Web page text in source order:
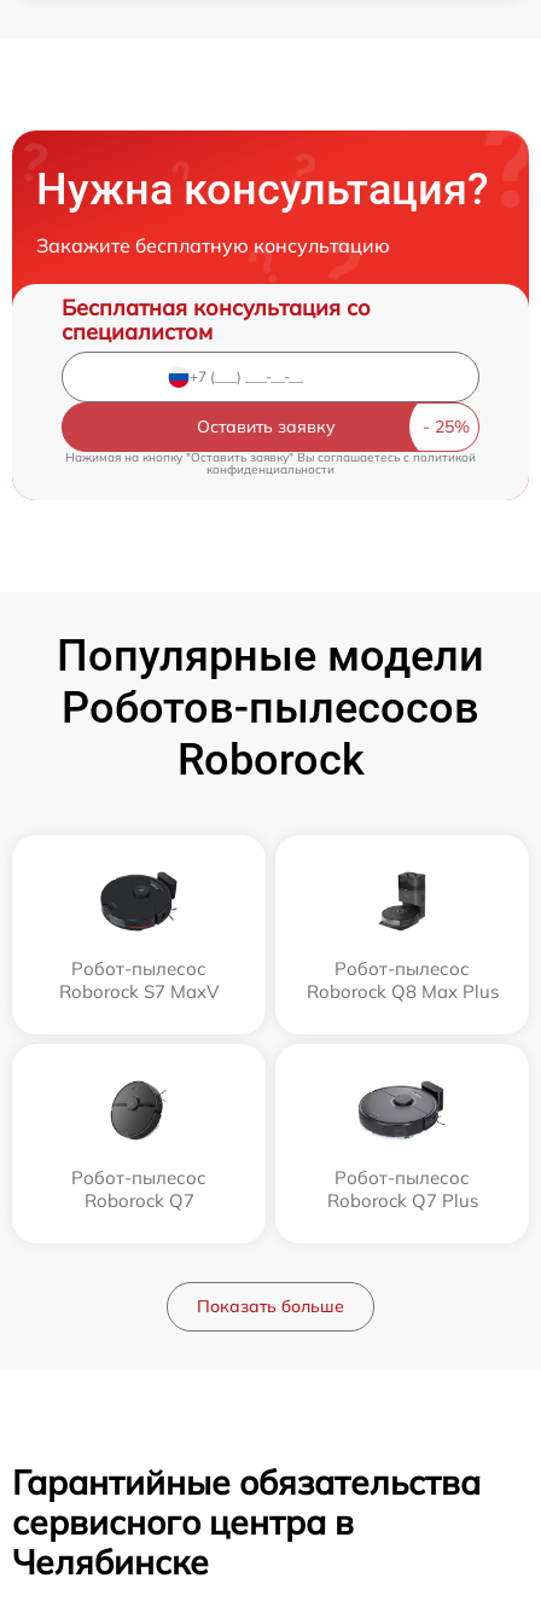
Нужна консультация?
Закажите бесплатную консультацию
Бесплатная консультация со
специалистом
Оставить заявку
Нажимая на кнопку "Оставить заявку" Вы соглашаетесь cполитикой
конфиденциальности
Популярные модели
Роботов-пылесосов
Roborock
Робот-пылесос
Roborock S7 MaxV
Робот-пылесос
Roborock Q8 Max Plus
Робот-пылесос
Roborock Q7
Робот-пылесос
Roborock Q7 Plus
Показать больше
Гарантийные обязательства
сервисного центра в
Челябинске